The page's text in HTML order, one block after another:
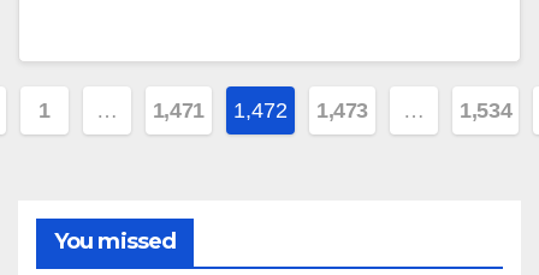
1 … 1,471 1,472 1,473 … 1,534
You missed